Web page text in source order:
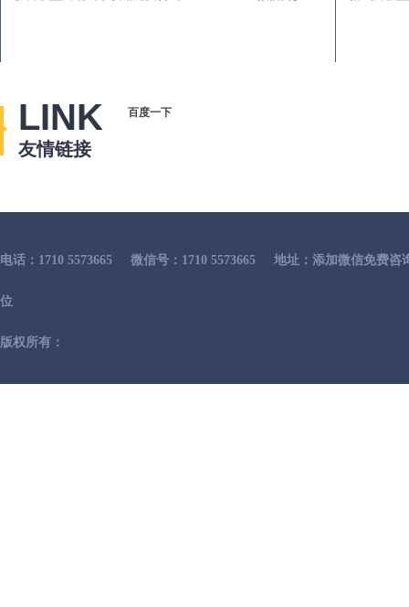
LINK
友情链接
百度一下
电话：1710 5573665 微信号：1710 5573665 地址：添加微信免费咨
位
版权所有：